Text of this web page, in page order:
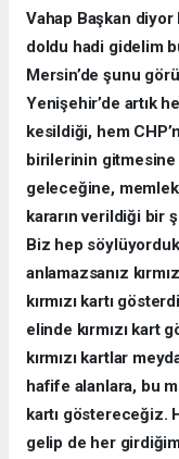
Vahap Başkan diyor
doldu hadi gidelim
Mersin’de şunu
Yenişehir’de artık
kesildiği, hem
birilerinin
geleceğine,
kararın verildiği bir
Biz hep söylüyorduk
anlamazsanız
kırmızı kartı
elinde kırmızı kart
kırmızı kartlar
hafife alanlara, bu
kartı göstereceğiz.
gelip de her